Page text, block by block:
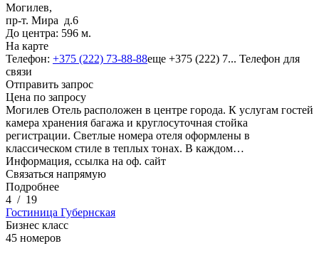
Могилев,
пр-т. Мира д.6
До центра: 596 м.
На карте
Телефон: +375 (222) 73-88-88еще +375 (222) 7... Телефон для
связи
Отправить запрос
Цена по запросу
Могилев Отель расположен в центре города. К услугам гостей
камера хранения багажа и круглосуточная стойка
регистрации. Светлые номера отеля оформлены в
классическом стиле в теплых тонах. В каждом…
Информация, ссылка на оф. сайт
Связаться напрямую
Подробнее
4 / 19
Гостиница Губернская
Бизнес класс
45 номеров